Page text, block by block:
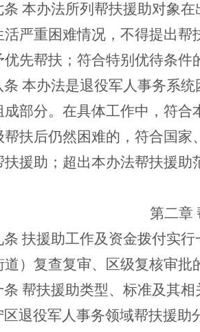
条 本办法所列帮扶援助对象
活严重困难情况，不得提出
优先帮扶；符合特别优待条件
条 本办法是退役军人事务系
成部分。在具体工作中，符
帮扶后仍然困难的，符合国
扶援助；超出本办法帮扶援
第二章
条 扶援助工作及资金拨付实
道）复查复审、区级复核审
条 帮扶援助类型、标准及其相
区退役军人事务领域帮扶援助